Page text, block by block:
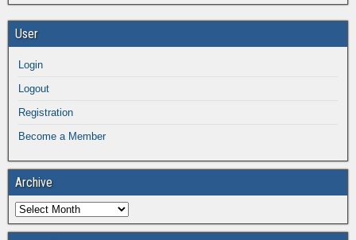
User
Login
Logout
Registration
Become a Member
Archive